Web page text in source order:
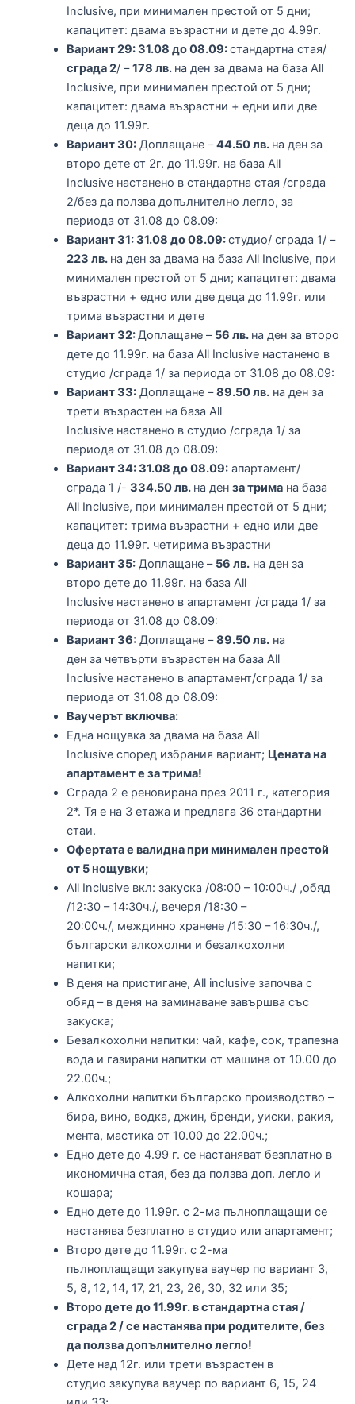
Inclusive, при минимален престой от 5 дни;
капацитет: двама възрастни и дете до 4.99г.
Вариант 29: 31.08 до 08.09:стандартна стая/
сграда 2/ –178 лв. на ден за двама на база All
Inclusive, при минимален престой от 5 дни;
капацитет: двама възрастни + едни или две
деца до 11.99г.
Вариант 30:Доплащане –44.50 лв. на ден за
второ дете от 2г. до 11.99г. на база All
Inclusive настанено в стандартна стая /сграда
2/без да ползва допълнително легло, за
периода от 31.08 до 08.09:
Вариант 31: 31.08 до 08.09:студио/ сграда 1/ –
223 лв. на ден за двама на база All Inclusive, при
минимален престой от 5 дни; капацитет: двама
възрастни + едно или две деца до 11.99г. или
трима възрастни и дете
Вариант 32:Доплащане – 56 лв. на ден за второ
дете до 11.99г. на база All Inclusive настанено в
студио /сграда 1/ за периода от 31.08 до 08.09:
Вариант 33:Доплащане –89.50 лв.на ден за
трети възрастен на база All
Inclusive настанено в студио /сграда 1/ за
периода от 31.08 до 08.09:
Вариант 34: 31.08 до 08.09:апартамент/
сграда 1 /- 334.50 лв. на ден за тримана база
All Inclusive, при минимален престой от 5 дни;
капацитет: трима възрастни + едно или две
деца до 11.99г. четирима възрастни
Вариант 35:Доплащане – 56 лв.на ден за
второ дете до 11.99г. на база All
Inclusive настанено в апартамент /сграда 1/ за
периода от 31.08 до 08.09:
Вариант 36:Доплащане –89.50 лв.на
ден за четвърти възрастен на база All
Inclusive настанено в апартамент/сграда 1/ за
периода от 31.08 до 08.09:
Ваучерът включва:
Една нощувка за двама на база Аll
Inclusive според избрания вариант; Цената на
апартамент е за трима!
Сграда 2 е реновирана през 2011 г., категория
2*. Тя е на 3 етажа и предлага 36 стандартни
стаи.
Офертата е валидна при минимален престой
от 5 нощувки;
Аll Inclusive вкл: закуска /08:00 – 10:00ч./ ,обяд
/12:30 – 14:30ч./, вечеря /18:30 –
20:00ч./, междинно хранене /15:30 – 16:30ч./,
български алкохолни и безалкохолни
напитки;
В деня на пристигане, All inclusive започва с
обяд – в деня на заминаване завършва със
закуска;
Безалкохолни напитки: чай, кафе, сок, трапезна
вода и газирани напитки от машина от 10.00 до
22.00ч.;
Алкохолни напитки българско производство –
бира, вино, водка, джин, бренди, уиски, ракия,
мента, мастика от 10.00 до 22.00ч.;
Едно дете до 4.99 г. се настаняват безплатно в
икономична стая, без да ползва доп. легло и
кошара;
Едно дете до 11.99г. с 2-ма пълноплащащи се
настанява безплатно в студио или апартамент;
Второ дете до 11.99г. с 2-ма
пълноплащащи закупува ваучер по вариант 3,
5, 8, 12, 14, 17, 21, 23, 26, 30, 32 или 35;
Второ дете до 11.99г. в стандартна стая /
сграда 2 / се настанява при родителите, без
да ползва допълнително легло!
Дете над 12г. или трети възрастен в
студио закупува ваучер по вариант 6, 15, 24